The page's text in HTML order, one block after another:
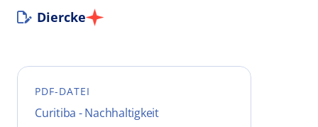
Diercke
PDF-DATEI
Curitiba - Nachhaltigkeit